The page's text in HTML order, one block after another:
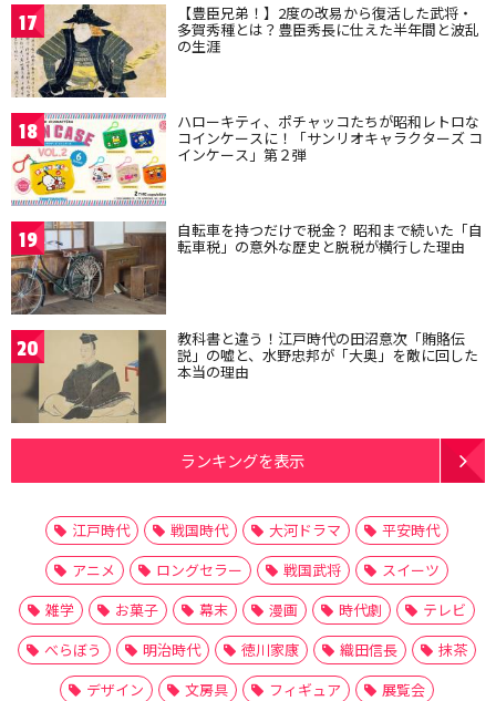
17 【豊臣兄弟！】2度の改易から復活した武将・
多賀秀種とは？豊臣秀長に仕えた半年間と波乱
の生涯
18 ハローキティ、ポチャッコたちが昭和レトロな
コインケースに！「サンリオキャラクターズ コ
インケース」第２弾
19 自転車を持つだけで税金？ 昭和まで続いた「自
転車税」の意外な歴史と脱税が横行した理由
20 教科書と違う！江戸時代の田沼意次「賄賂伝
説」の嘘と、水野忠邦が「大奥」を敵に回した
本当の理由
ランキングを表示
江戸時代 戦国時代 大河ドラマ
平安時代
アニメ
ロングセラー 戦国武将
スイーツ
雑学
お菓子 幕末 漫画 時代劇
テレビ
べらぼう
明治時代 徳川家康 織田信長
抹茶
デザイン
文房具 フィギュア
展覧会